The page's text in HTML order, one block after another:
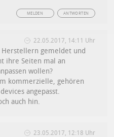
ANTWORTEN
MELDEN
22.05.2017, 14:11 Uhr
Herstellern gemeldet und
ihre Seiten mal an
wollen?
kommerzielle, gehören
angepasst.
auch hin.
23.05.2017, 12:18 Uhr